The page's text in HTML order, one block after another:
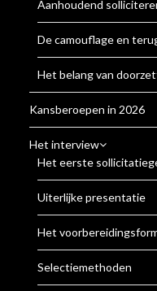
Aanhoudend
De camouflage en
Het belang van
Kansberoepen in 2026
Het interview
Het eerste
Uiterlijke presentatie
Het
Selectiemethoden